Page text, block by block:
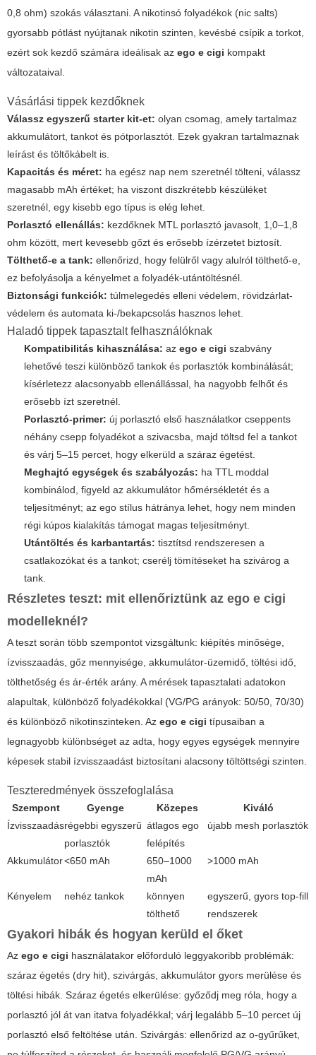
0,8 ohm) szokás választani. A nikotinsó folyadékok (nic salts)
gyorsabb pótlást nyújtanak nikotin szinten, kevésbé csípik a torkot,
ezért sok kezdő számára ideálisak az ego e cigi kompakt
változataival.
Vásárlási tippek kezdőknek
Válassz egyszerű starter kit-et: olyan csomag, amely tartalmaz
akkumulátort, tankot és pótporlasztót. Ezek gyakran tartalmaznak
leírást és töltőkábelt is.
Kapacitás és méret: ha egész nap nem szeretnél tölteni, válassz
magasabb mAh értéket; ha viszont diszkrétebb készüléket
szeretnél, egy kisebb ego típus is elég lehet.
Porlasztó ellenállás: kezdőknek MTL porlasztó javasolt, 1,0–1,8
ohm között, mert kevesebb gőzt és erősebb ízérzetet biztosít.
Tölthető-e a tank: ellenőrizd, hogy felülről vagy alulról tölthető-e,
ez befolyásolja a kényelmet a folyadék-utántöltésnél.
Biztonsági funkciók: túlmelegedés elleni védelem, rövidzárlat-
védelem és automata ki-/bekapcsolás hasznos lehet.
Haladó tippek tapasztalt felhasználóknak
Kompatibilitás kihasználása: az ego e cigi szabvány
lehetővé teszi különböző tankok és porlasztók kombinálását;
kísérletezz alacsonyabb ellenállással, ha nagyobb felhőt és
erősebb ízt szeretnél.
Porlasztó-primer: új porlasztó első használatkor cseppents
néhány csepp folyadékot a szivacsba, majd töltsd fel a tankot
és várj 5–15 percet, hogy elkerüld a száraz égetést.
Meghajtó egységek és szabályozás: ha TTL moddal
kombinálod, figyeld az akkumulátor hőmérsékletét és a
teljesítményt; az ego stílus hátránya lehet, hogy nem minden
régi kúpos kialakítás támogat magas teljesítményt.
Utántöltés és karbantartás: tisztítsd rendszeresen a
csatlakozókat és a tankot; cserélj tömítéseket ha szivárog a
tank.
Részletes teszt: mit ellenőriztünk az ego e cigi
modelleknél?
A teszt során több szempontot vizsgáltunk: kiépítés minősége,
ízvisszaadás, gőz mennyisége, akkumulátor-üzemidő, töltési idő,
tölthetőség és ár-érték arány. A mérések tapasztalati adatokon
alapultak, különböző folyadékokkal (VG/PG arányok: 50/50, 70/30)
és különböző nikotinszinteken. Az ego e cigi típusaiban a
legnagyobb különbséget az adta, hogy egyes egységek mennyire
képesek stabil ízvisszaadást biztosítani alacsony töltöttségi szinten.
Teszteredmények összefoglalása
Szempont Gyenge Közepes
Kiváló
Ízvisszaadásrégebbi egyszerű
porlasztók
átlagos ego
felépítés
újabb mesh porlasztók
Akkumulátor<650 mAh
650–1000
mAh
>1000 mAh
Kényelem nehéz tankok
könnyen
tölthető
egyszerű, gyors top-fill
rendszerek
Gyakori hibák és hogyan kerüld el őket
Az ego e cigi használatakor előforduló leggyakoribb problémák:
száraz égetés (dry hit), szivárgás, akkumulátor gyors merülése és
töltési hibák. Száraz égetés elkerülése: győződj meg róla, hogy a
porlasztó jól át van itatva folyadékkal; várj legalább 5–10 percet új
porlasztó első feltöltése után. Szivárgás: ellenőrizd az o-gyűrűket,